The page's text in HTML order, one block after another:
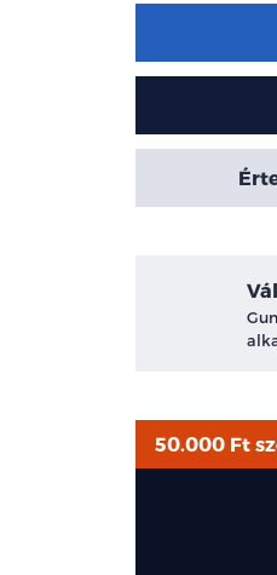
50.000 Ft